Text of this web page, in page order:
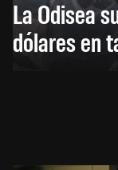
La Odisea
dólares en